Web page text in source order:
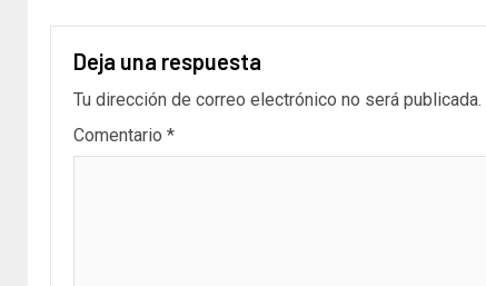
Deja una respuesta
Tu dirección de correo electrónico no será publicada.
Comentario *